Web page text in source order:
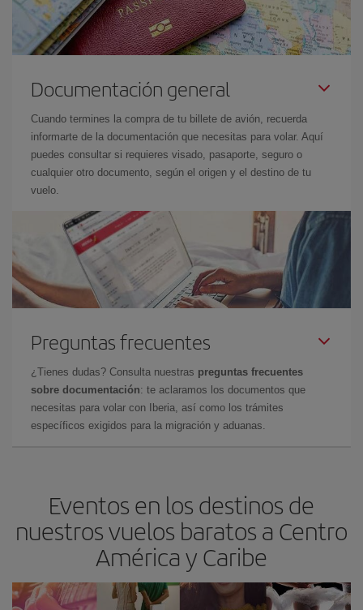
Documentación general
Cuando termines la compra de tu billete de avión, recuerda
informarte de la documentación que necesitas para volar. Aquí
puedes consultar si requieres visado, pasaporte, seguro o
cualquier otro documento, según el origen y el destino de tu
vuelo.
Preguntas frecuentes
¿Tienes dudas? Consulta nuestras preguntas frecuentes
sobre documentación: te aclaramos los documentos que
necesitas para volar con Iberia, así como los trámites
específicos exigidos para la migración y aduanas.
Eventos en los destinos de
nuestros vuelos baratos a Centro
América y Caribe